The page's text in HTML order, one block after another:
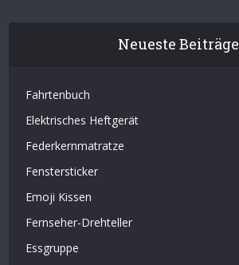
Neueste Beiträge
Fahrtenbuch
Elektrisches Heftgerät
Federkernmatratze
Fenstersticker
Emoji Kissen
Fernseher-Drehteller
Essgruppe